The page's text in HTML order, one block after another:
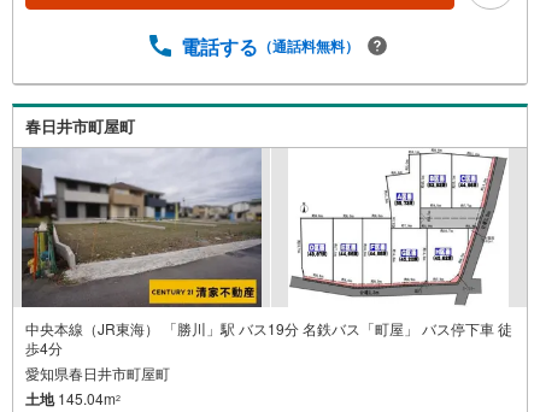
電話する （通話料無料）
春日井市町屋町
中央本線（JR東海） 「勝川」駅 バス19分 名鉄バス「町屋」 バス停下車 徒
歩4分
愛知県春日井市町屋町
土地145.04m2